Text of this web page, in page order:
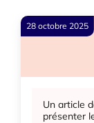
28 octobre 2025
Un article
présenter